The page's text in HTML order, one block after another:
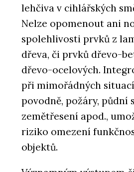
lehčiva v cihlářských
Nelze opomenout ani
spolehlivosti prvků z
dřeva, či prvků dřevo-
dřevo-ocelových.
při mimořádných
povodně, požáry, půdní
zemětřesení apod.,
riziko omezení
objektů.